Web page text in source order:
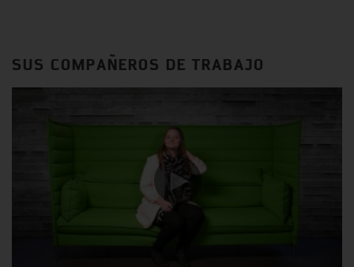
SUS COMPAÑEROS DE TRABAJO